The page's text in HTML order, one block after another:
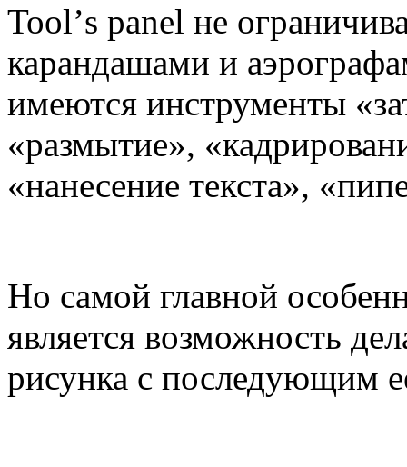
Tool’s panel не
карандашами и
имеются инструменты
«размытие»,
«нанесение текста»,
Но самой главной
является возможность
рисунка с последующим